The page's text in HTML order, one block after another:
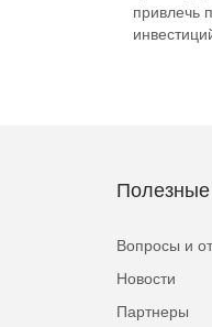
привлечь
Вопросы и
Новости
Партнеры